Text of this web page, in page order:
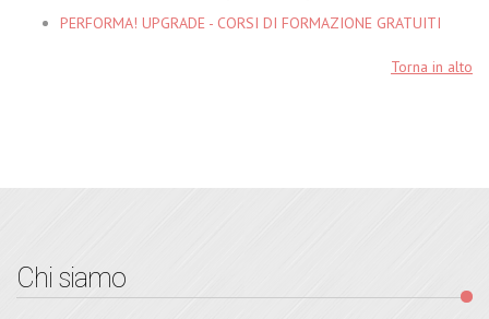
PERFORMA! UPGRADE - CORSI DI FORMAZIONE GRATUITI
Torna in alto
Chi siamo